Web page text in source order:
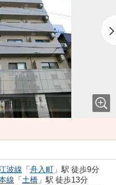
波線 「 舟入町」駅 徒歩9分
線 「 土橋 」駅 徒歩13分